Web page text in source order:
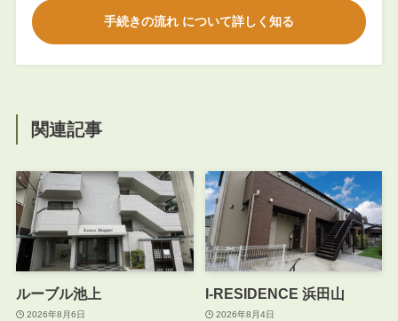
手続きの流れ について詳しく知る
関連記事
ルーブル池上
2026年8月6日
I-RESIDENCE 浜田山
2026年8月4日